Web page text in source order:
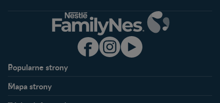
Popularne strony​
Kontakt
Mapa strony​